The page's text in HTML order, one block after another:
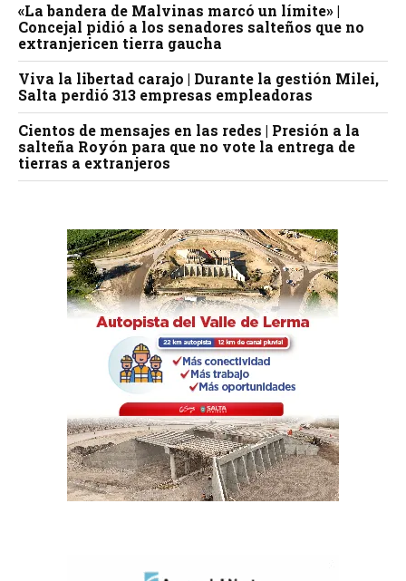
«La bandera de Malvinas marcó un límite» |
Concejal pidió a los senadores salteños que no
extranjericen tierra gaucha
Viva la libertad carajo | Durante la gestión Milei,
Salta perdió 313 empresas empleadoras
Cientos de mensajes en las redes | Presión a la
salteña Royón para que no vote la entrega de
tierras a extranjeros